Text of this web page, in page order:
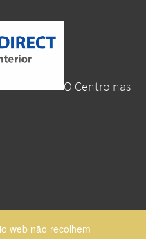
web não recolhem
O Centro nas
Subscrever